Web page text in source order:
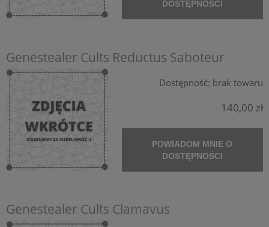
DOSTĘPNOŚCI
Genestealer Cults Reductus Saboteur
Dostępność: brak towaru
140,00 zł
POWIADOM MNIE O
DOSTĘPNOŚCI
Genestealer Cults Clamavus